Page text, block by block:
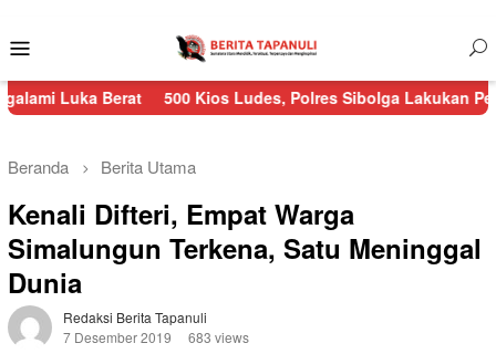
Mobile
Berat 500 Kios Ludes, Polres Sibolga Lakukan Pengamanan
Beranda Berita Utama
Kenali Difteri, Empat Warga
Simalungun Terkena, Satu Meninggal
Dunia
Redaksi Berita Tapanuli
7 Desember 2019
683 views